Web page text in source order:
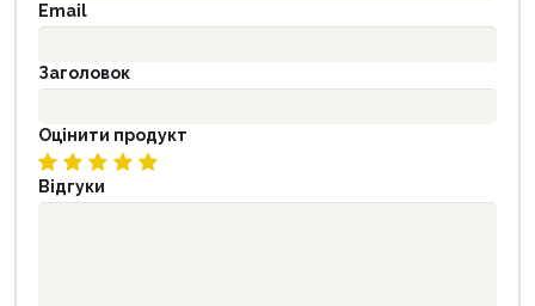
Email
Заголовок
Оцінити продукт
Відгуки